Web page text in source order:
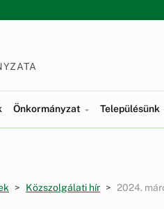
Önkormányzat Településünk
Közszolgálati hír 2024.